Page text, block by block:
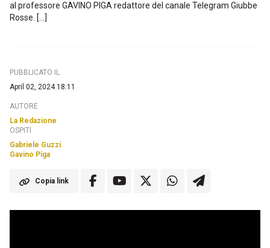
al professore GAVINO PIGA redattore del canale Telegram Giubbe
Rosse. […]
PUBBLICATO IL
April 02, 2024 18:11
AUTORE
La Redazione
OSPITI
Gabriele Guzzi
Gavino Piga
Copia link